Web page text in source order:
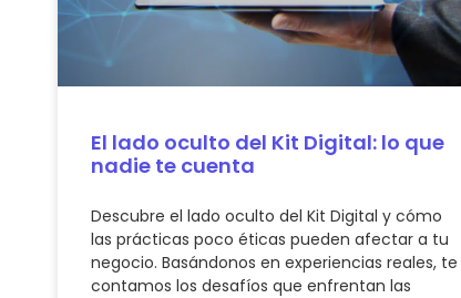
El lado oculto del Kit Digital: lo que
nadie te cuenta
Descubre el lado oculto del Kit Digital y cómo
las prácticas poco éticas pueden afectar a tu
negocio. Basándonos en experiencias reales, te
contamos los desafíos que enfrentan las